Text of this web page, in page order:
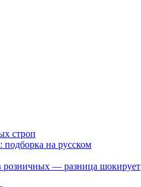
строп
подборка на русском
розничных — разница шокирует